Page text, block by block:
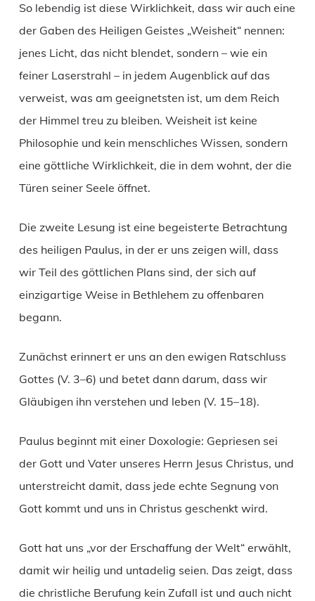
So lebendig ist diese Wirklichkeit, dass wir auch eine
der Gaben des Heiligen Geistes „Weisheit“ nennen:
jenes Licht, das nicht blendet, sondern – wie ein
feiner Laserstrahl – in jedem Augenblick auf das
verweist, was am geeignetsten ist, um dem Reich
der Himmel treu zu bleiben. Weisheit ist keine
Philosophie und kein menschliches Wissen, sondern
eine göttliche Wirklichkeit, die in dem wohnt, der die
Türen seiner Seele öffnet.
Die zweite Lesung ist eine begeisterte Betrachtung
des heiligen Paulus, in der er uns zeigen will, dass
wir Teil des göttlichen Plans sind, der sich auf
einzigartige Weise in Bethlehem zu offenbaren
begann.
Zunächst erinnert er uns an den ewigen Ratschluss
Gottes (V. 3–6) und betet dann darum, dass wir
Gläubigen ihn verstehen und leben (V. 15–18).
Paulus beginnt mit einer Doxologie: Gepriesen sei
der Gott und Vater unseres Herrn Jesus Christus, und
unterstreicht damit, dass jede echte Segnung von
Gott kommt und uns in Christus geschenkt wird.
Gott hat uns „vor der Erschaffung der Welt“ erwählt,
damit wir heilig und untadelig seien. Das zeigt, dass
die christliche Berufung kein Zufall ist und auch nicht